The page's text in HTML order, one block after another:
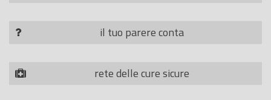
il tuo parere conta
rete delle cure sicure